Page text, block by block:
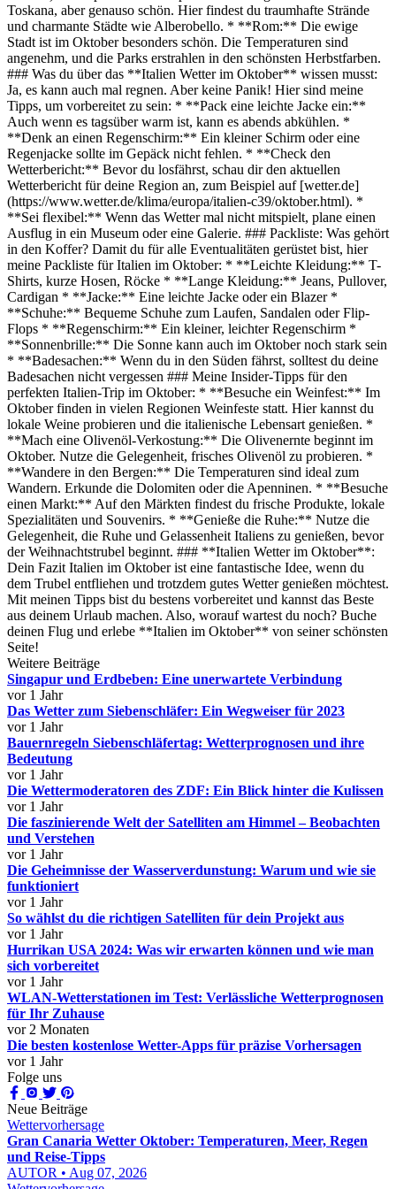
Toskana, aber genauso schön. Hier findest du traumhafte Strände
und charmante Städte wie Alberobello. * **Rom:** Die ewige
Stadt ist im Oktober besonders schön. Die Temperaturen sind
angenehm, und die Parks erstrahlen in den schönsten Herbstfarben.
### Was du über das **Italien Wetter im Oktober** wissen musst:
Ja, es kann auch mal regnen. Aber keine Panik! Hier sind meine
Tipps, um vorbereitet zu sein: * **Pack eine leichte Jacke ein:**
Auch wenn es tagsüber warm ist, kann es abends abkühlen. *
**Denk an einen Regenschirm:** Ein kleiner Schirm oder eine
Regenjacke sollte im Gepäck nicht fehlen. * **Check den
Wetterbericht:** Bevor du losfährst, schau dir den aktuellen
Wetterbericht für deine Region an, zum Beispiel auf [wetter.de]
(https://www.wetter.de/klima/europa/italien-c39/oktober.html). *
**Sei flexibel:** Wenn das Wetter mal nicht mitspielt, plane einen
Ausflug in ein Museum oder eine Galerie. ### Packliste: Was gehört
in den Koffer? Damit du für alle Eventualitäten gerüstet bist, hier
meine Packliste für Italien im Oktober: * **Leichte Kleidung:** T-
Shirts, kurze Hosen, Röcke * **Lange Kleidung:** Jeans, Pullover,
Cardigan * **Jacke:** Eine leichte Jacke oder ein Blazer *
**Schuhe:** Bequeme Schuhe zum Laufen, Sandalen oder Flip-
Flops * **Regenschirm:** Ein kleiner, leichter Regenschirm *
**Sonnenbrille:** Die Sonne kann auch im Oktober noch stark sein
* **Badesachen:** Wenn du in den Süden fährst, solltest du deine
Badesachen nicht vergessen ### Meine Insider-Tipps für den
perfekten Italien-Trip im Oktober: * **Besuche ein Weinfest:** Im
Oktober finden in vielen Regionen Weinfeste statt. Hier kannst du
lokale Weine probieren und die italienische Lebensart genießen. *
**Mach eine Olivenöl-Verkostung:** Die Olivenernte beginnt im
Oktober. Nutze die Gelegenheit, frisches Olivenöl zu probieren. *
**Wandere in den Bergen:** Die Temperaturen sind ideal zum
Wandern. Erkunde die Dolomiten oder die Apenninen. * **Besuche
einen Markt:** Auf den Märkten findest du frische Produkte, lokale
Spezialitäten und Souvenirs. * **Genieße die Ruhe:** Nutze die
Gelegenheit, die Ruhe und Gelassenheit Italiens zu genießen, bevor
der Weihnachtstrubel beginnt. ### **Italien Wetter im Oktober**:
Dein Fazit Italien im Oktober ist eine fantastische Idee, wenn du
dem Trubel entfliehen und trotzdem gutes Wetter genießen möchtest.
Mit meinen Tipps bist du bestens vorbereitet und kannst das Beste
aus deinem Urlaub machen. Also, worauf wartest du noch? Buche
deinen Flug und erlebe **Italien im Oktober** von seiner schönsten
Seite!
Weitere Beiträge
Singapur und Erdbeben: Eine unerwartete Verbindung
vor 1 Jahr
Das Wetter zum Siebenschläfer: Ein Wegweiser für 2023
vor 1 Jahr
Bauernregeln Siebenschläfertag: Wetterprognosen und ihre
Bedeutung
vor 1 Jahr
Die Wettermoderatoren des ZDF: Ein Blick hinter die Kulissen
vor 1 Jahr
Die faszinierende Welt der Satelliten am Himmel – Beobachten
und Verstehen
vor 1 Jahr
Die Geheimnisse der Wasserverdunstung: Warum und wie sie
funktioniert
vor 1 Jahr
So wählst du die richtigen Satelliten für dein Projekt aus
vor 1 Jahr
Hurrikan USA 2024: Was wir erwarten können und wie man
sich vorbereitet
vor 1 Jahr
WLAN-Wetterstationen im Test: Verlässliche Wetterprognosen
für Ihr Zuhause
vor 2 Monaten
Die besten kostenlose Wetter-Apps für präzise Vorhersagen
vor 1 Jahr
Folge uns
Neue Beiträge
Wettervorhersage
Gran Canaria Wetter Oktober: Temperaturen, Meer, Regen
und Reise-Tipps
AUTOR • Aug 07, 2026